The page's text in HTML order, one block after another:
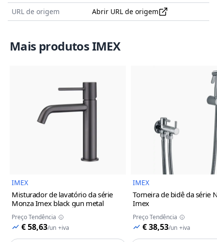
URL de origem
Abrir URL de origem
Mais produtos IMEX
IMEX
Misturador de lavatório da série
Monza Imex black gun metal
Preço Tendência
€ 58,63/un +iva
IMEX
Torneira de bidê da série
Imex
Preço Tendência
€ 38,53/un +iva